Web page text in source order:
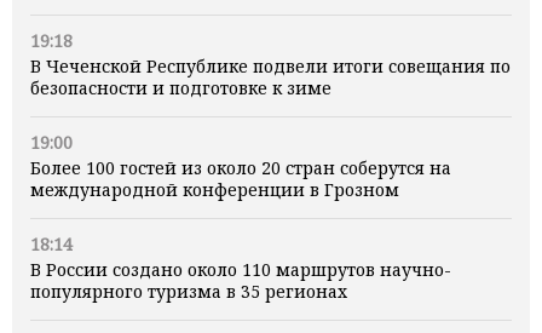
19:18
В Чеченской Республике подвели итоги совещания по
безопасности и подготовке к зиме
19:00
Более 100 гостей из около 20 стран соберутся на
международной конференции в Грозном
18:14
В России создано около 110 маршрутов научно-
популярного туризма в 35 регионах